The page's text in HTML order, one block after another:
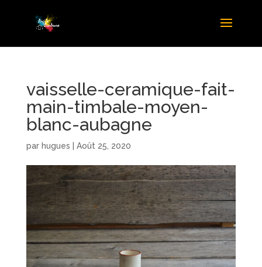
vaisselle-ceramique-fait-
main-timbale-moyen-
blanc-aubagne
par hugues Août 25, 2020